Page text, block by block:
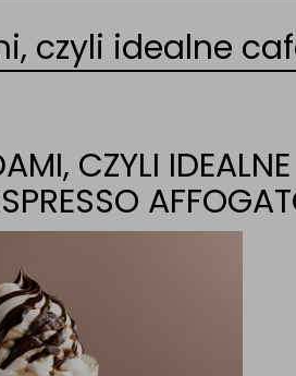
czyli idealne
CZYLI